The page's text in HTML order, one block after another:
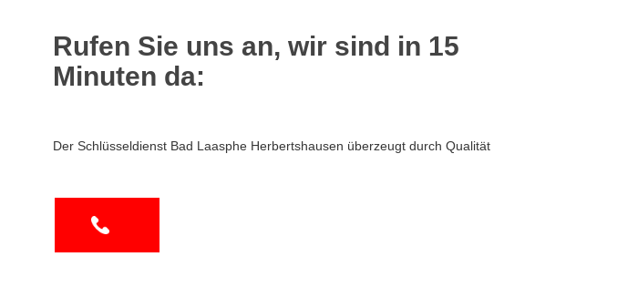
Rufen Sie uns an, wir sind in 15
Minuten da:
Der Schlüsseldienst Bad Laasphe Herbertshausen überzeugt durch Qualität